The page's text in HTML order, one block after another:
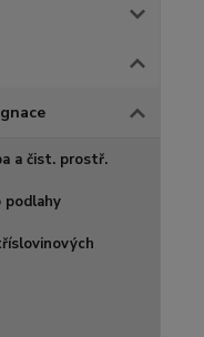
a čist. prostř.